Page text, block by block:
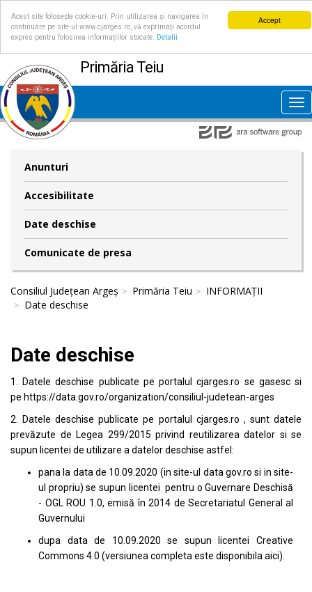
Accept
Acest site folosește cookie-uri. Prin utilizarea și navigarea în
continuare pe site-ul www.cjarges.ro, vă exprimați acordul
expres pentru folosirea informațiilor stocate.
Detalii
Primăria Teiu
Anunturi
Accesibilitate
Date deschise
Comunicate de presa
Consiliul Județean Argeș Primăria Teiu
INFORMAȚII
Date deschise
Date deschise
1. Datele deschise publicate pe portalulcjarges.ro se gasesc si
pe https://data.gov.ro/organization/consiliul-judetean-arges
2. Datele deschise publicate pe portalul cjarges.ro , sunt datele
prevăzute de Legea 299/2015 privind reutilizarea datelor si se
supun licentei de utilizare a datelor deschise astfel:
pana la data de 10.09.2020 (in site-ul data gov.ro si in site-
ul propriu) se supun licentei pentru o Guvernare Deschisă
- OGL ROU 1.0, emisă în 2014 de Secretariatul General al
Guvernului
dupa data de 10.09.2020 se supun licentei Creative
Commons 4.0 (versiunea completa este disponibila aici).